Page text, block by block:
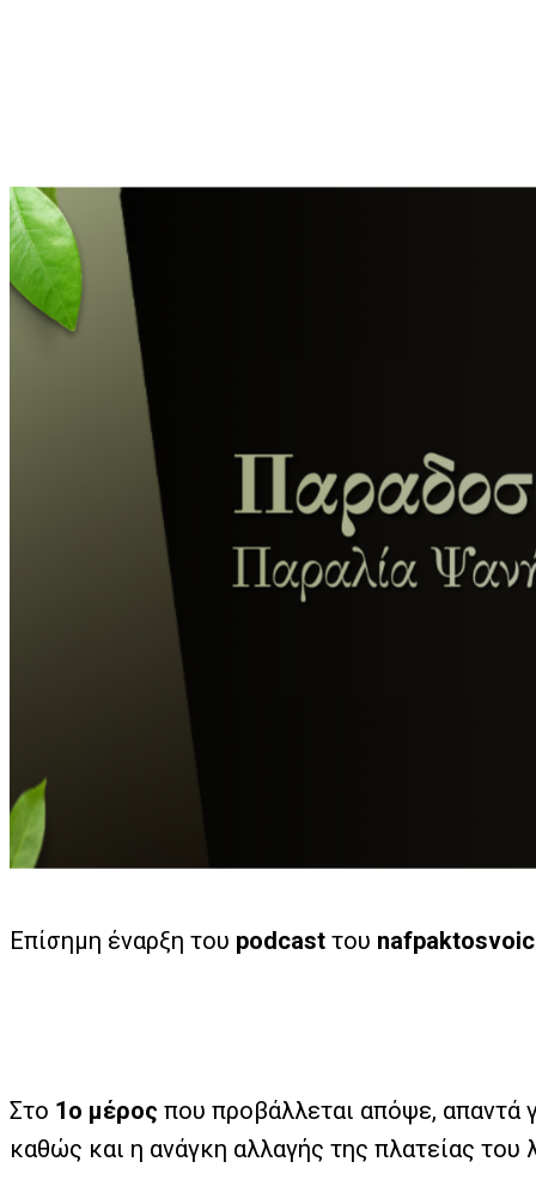
Επίσημη έναρξη του podcast του
Στο 1ο μέρος που προβάλλεται απόψε, απαντά
καθώς και η ανάγκη αλλαγής της πλατείας